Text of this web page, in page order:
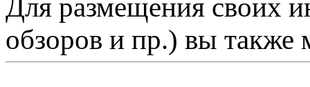
Для размещения своих
обзоров и пр.) вы также